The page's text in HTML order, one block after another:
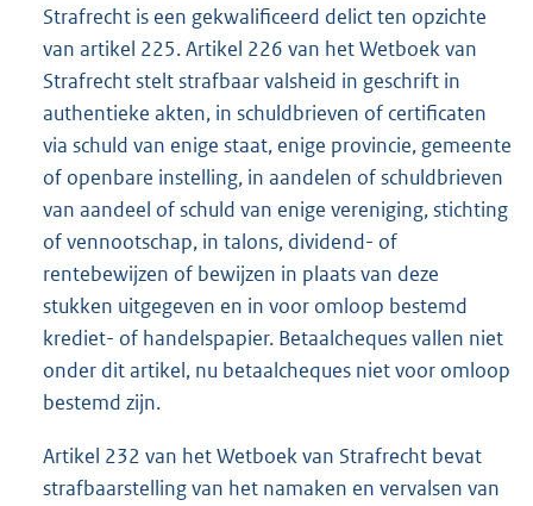
Strafrecht is een gekwalificeerd delict ten opzichte
van artikel 225. Artikel 226 van het Wetboek van
Strafrecht stelt strafbaar valsheid in geschrift in
authentieke akten, in schuldbrieven of certificaten
via schuld van enige staat, enige provincie, gemeente
of openbare instelling, in aandelen of schuldbrieven
van aandeel of schuld van enige vereniging, stichting
of vennootschap, in talons, dividend- of
rentebewijzen of bewijzen in plaats van deze
stukken uitgegeven en in voor omloop bestemd
krediet- of handelspapier. Betaalcheques vallen niet
onder dit artikel, nu betaalcheques niet voor omloop
bestemd zijn.
Artikel 232 van het Wetboek van Strafrecht bevat
strafbaarstelling van het namaken en vervalsen van